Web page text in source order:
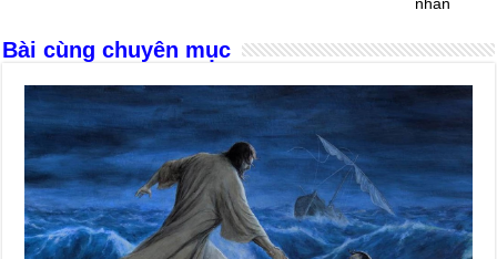
k
Bài cùng chuyên mục